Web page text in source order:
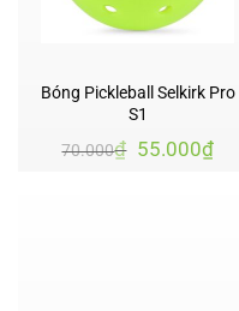
Bóng Pickleball Selkirk Pro
S1
70.000₫ Giá
55.000₫Giá
hiện